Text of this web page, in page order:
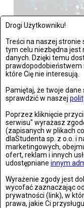
Drogi Użytkowniku!
Treści na naszej
tym celu niezbędna
danych. Dzięki temu
prawdopodobieństwem
które Cię nie interesują.
Pamiętaj, że twoje
sprawdzić w naszej
Poprzez kliknięcie
serwisu" wyrażasz
(zapisanych w plikach
dlaStudenta sp. z o.o. i
marketingowych,
ofert, reklam i innych
udostępniane innym
Wyrażenie zgody jest
wycofać zaznaczając
prywatności (link), w
prawa, jakie Ci
Warszawa: The
Zdjęć: 21
Wrocław: Romeo i
Teatrze Capitol
Zdjęć: 26
Stronie Śląskie w